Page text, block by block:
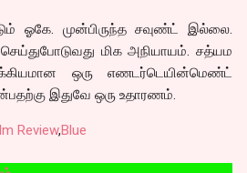
ஓகே. முன்பிருந்த சவுண்ட் இல்லை.
மிக அநியாயம். சத்யம
ஒரு எணடர்டெயின்மெண்ட்
இதுவே ஒரு உதாரணம்.
Review,Blue